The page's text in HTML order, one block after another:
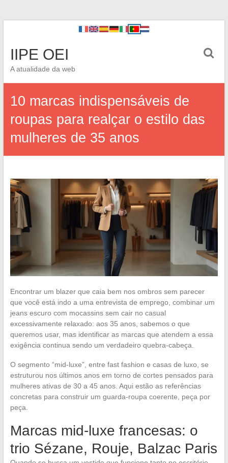
IIPE OEI
A atualidade da web
10 marcas indispensáveis de
roupas para realçar o estilo das
mulheres de 35 anos
Encontrar um blazer que caia bem nos ombros sem parecer
que você está indo a uma entrevista de emprego, combinar um
jeans escuro com mocassins sem cair no casual
excessivamente relaxado: aos 35 anos, sabemos o que
queremos usar, mas identificar as marcas que atendem a essa
exigência continua sendo um verdadeiro quebra-cabeça.
O segmento “mid-luxe”, entre fast fashion e casas de luxo, se
estruturou nos últimos anos em torno de cortes pensados para
mulheres ativas de 30 a 45 anos. Aqui estão as referências
concretas para construir um guarda-roupa coerente, peça por
peça.
Marcas mid-luxe francesas: o
trio Sézane, Rouje, Balzac Paris